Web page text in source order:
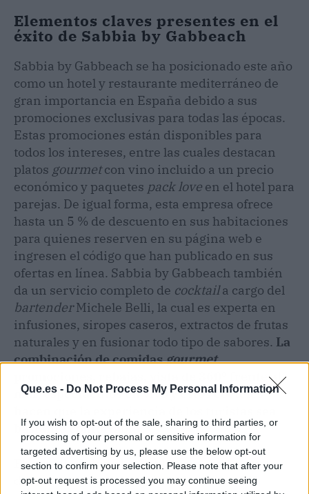
Que.es - Do Not Process My Personal Information
If you wish to opt-out of the sale, sharing to third parties, or
processing of your personal or sensitive information for
targeted advertising by us, please use the below opt-out
section to confirm your selection. Please note that after your
opt-out request is processed you may continue seeing
Elementos claves presentes en el
éxito de Sabbia by Gabbeach
Sabbia by Gabbeach se ha posicionado este año
como un hotel y restaurante mediterráneo de
gran importancia en España debido a sus
promociones exclusivas para todas las épocas.
Estas promociones están disponibles para
todos los intereses, entre las cuales destacan
platos gourmetcon vino incluido a un precio
económico y paquetes pack love en el hotel para
parejas. De igual forma, esta empresa ofrece
hasta un 5 % de descuento en sus habitaciones
para quienes reserven en su página web e
ingresen el código que han publicado en sus
ofertas en línea. Sabbia by Gabbeach también
da un servicio completo de cocktaila cargo del
bartenderMichele Belli, la cual es experta en
infusiones, siropes caseros, extractos de frutas
naturales y en fusionar todo tipo de sabores. La
combinación de comidasgourmet,
promociones, rebajas, vista de 360º frente al
mar, espectáculos en vivo y estos cócteles
bastante confortable.
El hotel de Sabbia by Gabbeach cuenta con
duchas de masajes, equipamiento con TV,